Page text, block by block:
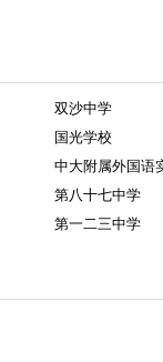
双沙中学
国光学校
中大附属外国语
第八十七中学
第一二三中学